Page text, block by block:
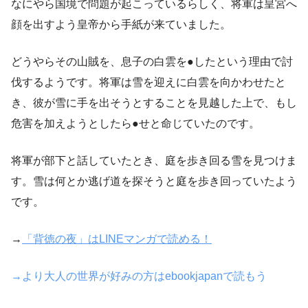
なにやら国境で問題が起こっているらしく、将軍は皇宮へ
顔を出すよう皇帝から手紙が来ていました。
どうやらその山賊を、息子の白雲を●したという理由で討
伐するようです。将軍は雪を迎えに白雲を向かわせたと
き、彼が雪に手を出そうとすることを見越した上で、もし
危害を加えようとしたら●せと命じていたのです。
将軍が部下と話していたとき、庭を歩き回る雪を見つけま
す。雪は何とか逃げ道を探そうと庭を歩き回っていたよう
です。
→ 「背徳の夜」はLINEマンガで読める！
→より大人の世界が好みの方はebookjapanで読もう